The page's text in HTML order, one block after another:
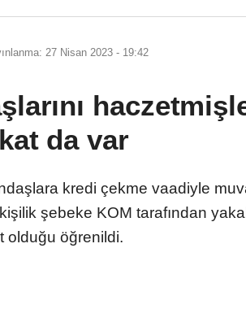
27 Nisan 2023 - 19:42
da var
kredi çekme vaadiyle
şebeke KOM tarafından
olduğu öğrenildi.